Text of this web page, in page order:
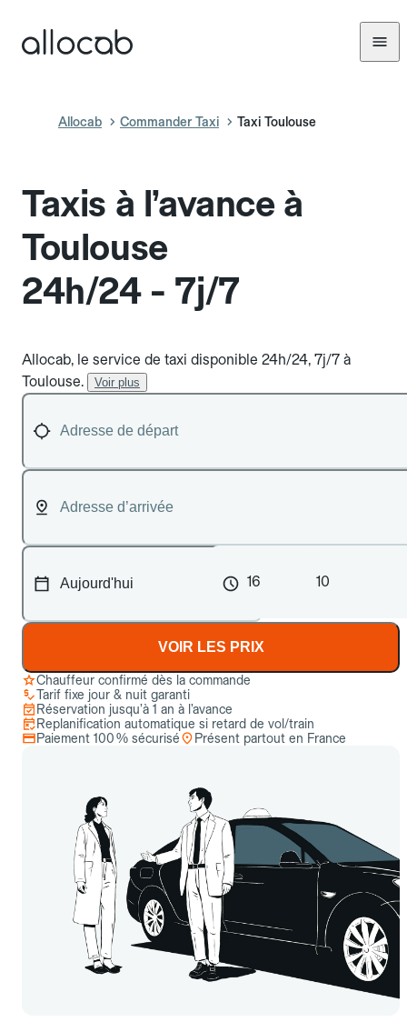
Allocab Commander Taxi Taxi Toulouse
Taxis à l’avance à
Toulouse
24h/24 - 7j/7
Allocab, le service de taxi disponible 24h/24, 7j/7 à
Toulouse.
Voir plus
16 10
VOIR LES PRIX
Chauffeur confirmé dès la commande
Tarif fixe jour & nuit garanti
Réservation jusqu’à 1 an à l’avance
Replanification automatique si retard de vol/train
Paiement 100 % sécurisé
Présent partout en France